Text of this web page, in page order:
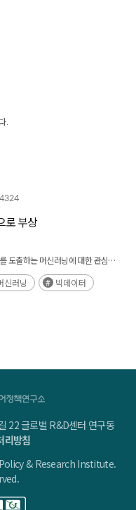
.
대해 이야기를 한 후,
데이터 시대에서 무엇이 과연
고 계시는 분들은 많지 않을 것
무엇인지를 명확히 이해하기
로 부상
도출하는 머신러닝에 대한 관심이
하며 국내기업들도 머신러닝을
신러닝 빅데이터
22 글로벌 R&D센터 연구동
리방침
& Research Institute.